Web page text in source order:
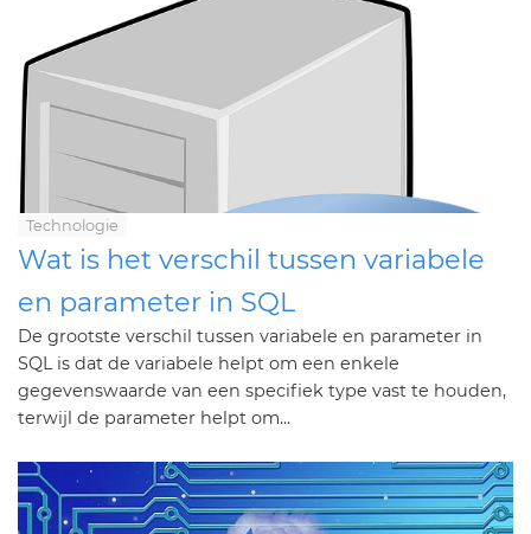
Technologie
Wat is het verschil tussen variabele
en parameter in SQL
De grootste verschil tussen variabele en parameter in
SQL is dat de variabele helpt om een ​​enkele
gegevenswaarde van een specifiek type vast te houden,
terwijl de parameter helpt om...